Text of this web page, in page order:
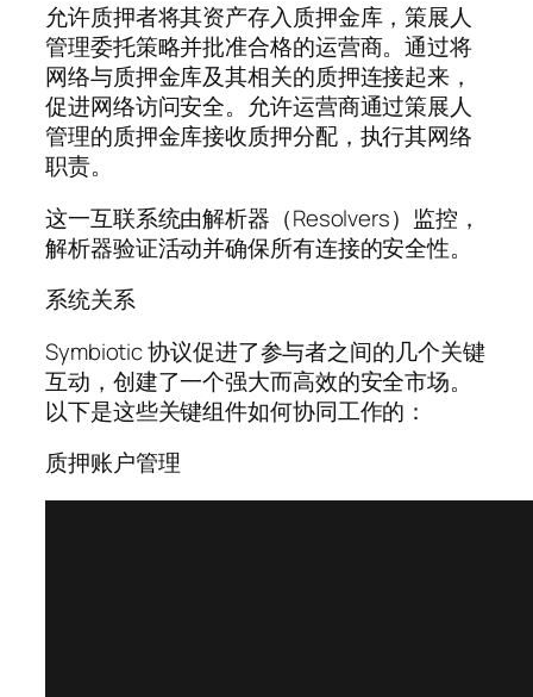
允许质押者将其资产存入质押金库，策展人
管理委托策略并批准合格的运营商。通过将
网络与质押金库及其相关的质押连接起来，
促进网络访问安全。允许运营商通过策展人
管理的质押金库接收质押分配，执行其网络
职责。
这一互联系统由解析器（Resolvers）监控，
解析器验证活动并确保所有连接的安全性。
系统关系
Symbiotic 协议促进了参与者之间的几个关键
互动，创建了一个强大而高效的安全市场。
以下是这些关键组件如何协同工作的：
质押账户管理